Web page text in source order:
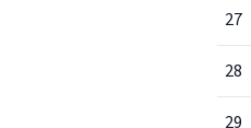
27
28
29